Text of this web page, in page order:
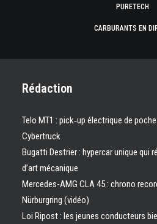
PURETECH
CARBURANTS EN
Rédaction
Telo MT1 : pick‑up électrique de
Cybertruck
Bugatti Destrier : hypercar unique qui
d’art mécanique
Mercedes-AMG CLA 45 : chrono
Nürburgring (vidéo)
Loi Ripost : les jeunes conducteurs